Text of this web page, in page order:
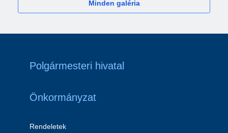
Minden galéria
Polgármesteri hivatal
Önkormányzat
Rendeletek